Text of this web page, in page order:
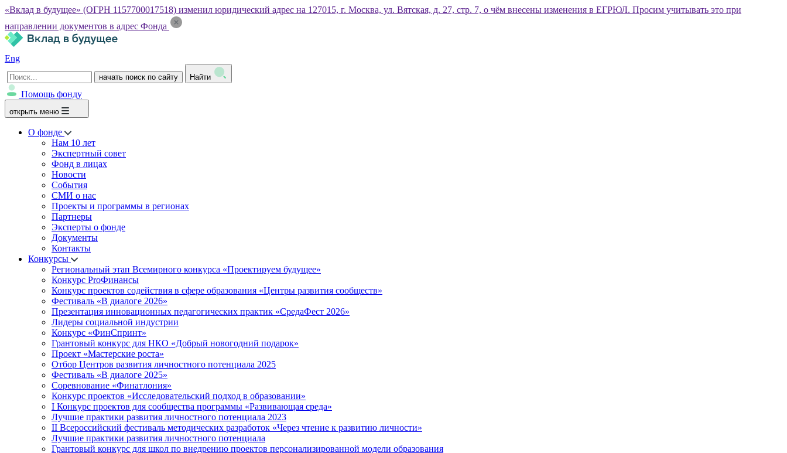
«Вклад в будущее» (ОГРН 1157700017518) изменил юридический адрес на 127015, г. Москва, ул. Вятская, д. 27, стр. 7, о чём внесены изменения в ЕГРЮЛ. Просим учитывать это при
направлении документов в адрес Фонда
Eng
начать поиск по сайту Найти
Помощь фонду
открыть меню
О фонде
Нам 10 лет
Экспертный совет
Фонд в лицах
Новости
События
СМИ о нас
Проекты и программы в регионах
Партнеры
Эксперты о фонде
Документы
Контакты
Конкурсы
Региональный этап Всемирного конкурса «Проектируем будущее»
Конкурс ProФинансы
Конкурс проектов содействия в сфере образования «Центры развития сообществ»
Фестиваль «В диалоге 2026»
Презентация инновационных педагогических практик «СредаФест 2026»
Лидеры социальной индустрии
Конкурс «ФинСпринт»
Грантовый конкурс для НКО «Добрый новогодний подарок»
Проект «Мастерские роста»
Отбор Центров развития личностного потенциала 2025
Фестиваль «В диалоге 2025»
Соревнование «Финатлония»
Конкурс проектов «Исследовательский подход в образовании»
I Конкурс проектов для сообщества программы «Развивающая среда»
Лучшие практики развития личностного потенциала 2023
II Всероссийский фестиваль методических разработок «Через чтение к развитию личности»
Лучшие практики развития личностного потенциала
Грантовый конкурс для школ по внедрению проектов персонализированной модели образования